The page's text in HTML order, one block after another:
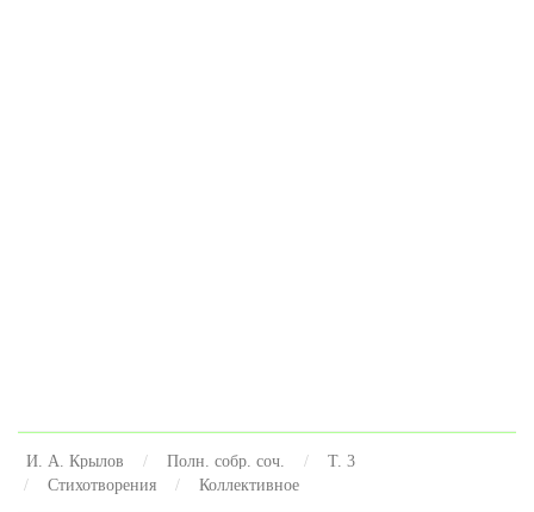
И. А. Крылов Полн. собр. соч.
Т. 3
Стихотворения
Коллективное